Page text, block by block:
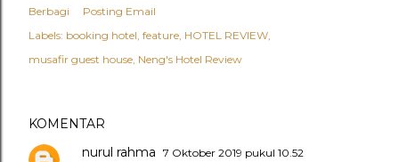
Berbagi
Posting Email
Labels: booking hotel feature HOTEL REVIEW
musafir guest house Neng's Hotel Review
KOMENTAR
nurul rahma 7 Oktober 2019 pukul 10.52